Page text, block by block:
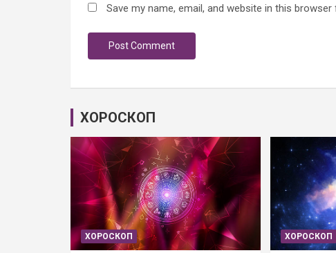
Save my name, email, and website in this
ХОРОСКОП
ХОРОСКОП ХОРОСКОП